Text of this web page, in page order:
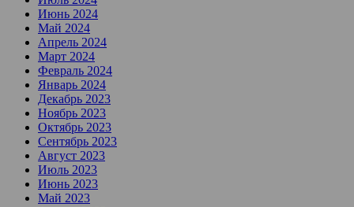
Июнь 2024
Май 2024
Апрель 2024
Март 2024
Февраль 2024
Январь 2024
Декабрь 2023
Ноябрь 2023
Октябрь 2023
Сентябрь 2023
Август 2023
Июль 2023
Июнь 2023
Май 2023